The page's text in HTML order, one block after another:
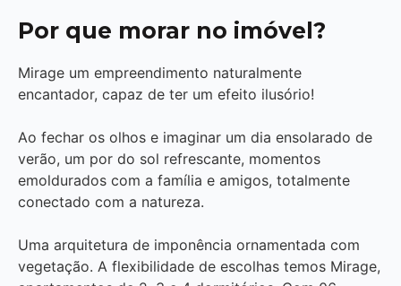
Por que morar no imóvel?
Mirage um empreendimento naturalmente
encantador, capaz de ter um efeito ilusório!
Ao fechar os olhos e imaginar um dia ensolarado de
verão, um por do sol refrescante, momentos
emoldurados com a família e amigos, totalmente
conectado com a natureza.
Uma arquitetura de imponência ornamentada com
vegetação. A flexibilidade de escolhas temos Mirage,